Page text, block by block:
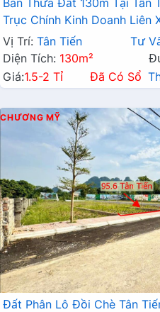
Trục Chính Kinh Doanh Liên
Vị Trí: Tân Tiến Tư
Diện Tích: 130m²
Giá:1.5-2 Tỉ Đã Có Sổ
CHƯƠNG MỸ
Đất Phân Lô Đồi Chè Tân